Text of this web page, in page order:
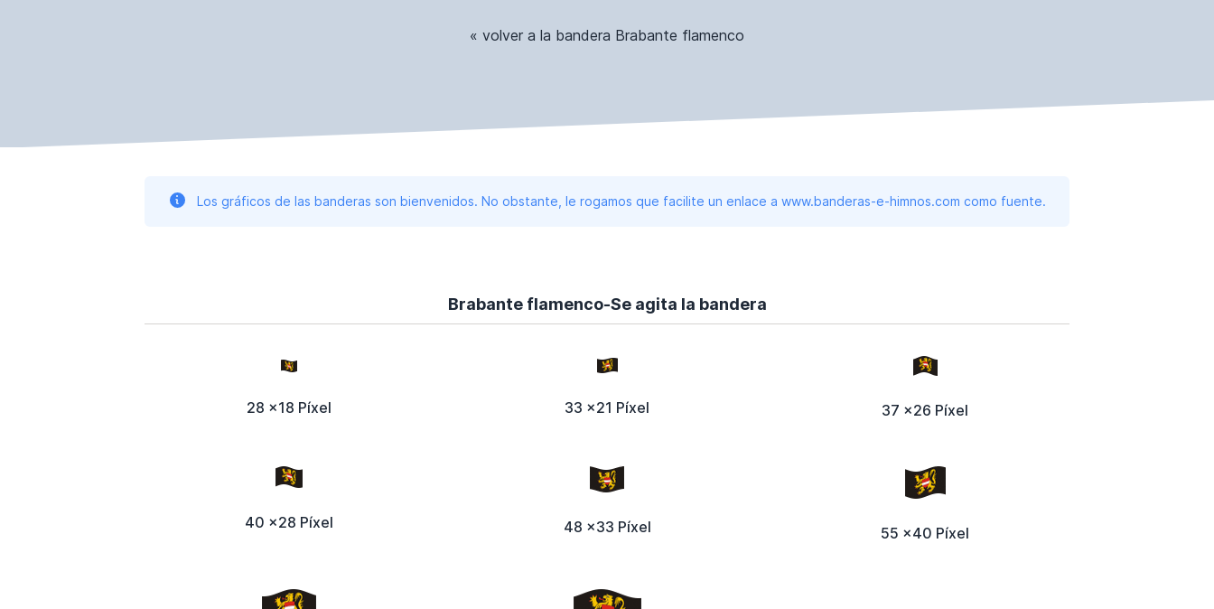
« volver a la bandera Brabante flamenco
Los gráficos de las banderas son bienvenidos. No obstante, le rogamos que facilite un enlace a www.banderas-e-himnos.com como fuente.
Brabante flamenco-Se agita la bandera
28 x18 Píxel 33 x21 Píxel 37 x26 Píxel
40 x28 Píxel 48 x33 Píxel 55 x40 Píxel